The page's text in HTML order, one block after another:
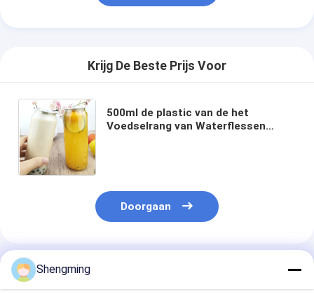
Krijg De Beste Prijs Voor
500ml de plastic van de het
Voedselrang van Waterflessen
Doorgaan
Geadviseerde Producten
Shengming